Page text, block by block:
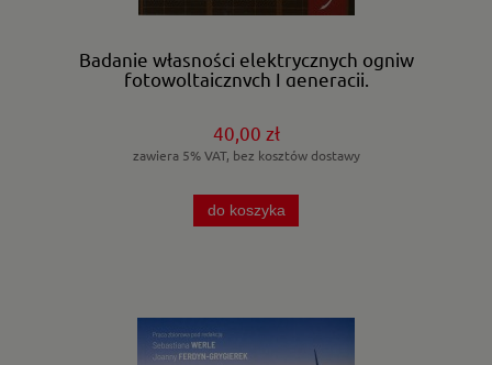
Badanie własności elektrycznych ogniw
fotowoltaicznych I generacji.
40,00 zł
zawiera 5% VAT, bez kosztów dostawy
do koszyka